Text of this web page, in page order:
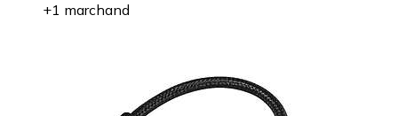
+1 marchand